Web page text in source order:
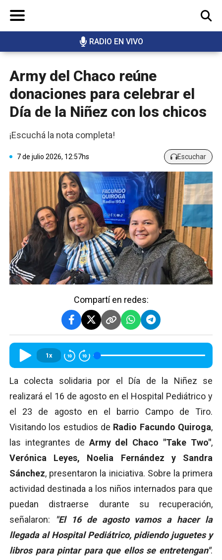
RADIO EN VIVO
BUSCAR
Army del Chaco reúne
donaciones para celebrar el
Día de la Niñez con los chicos
¡Escuchá la nota completa!
7 de julio 2026, 12:57hs Escuchar
Compartí en redes:
1x
La colecta solidaria por el Día de la Niñez se
realizará el 16 de agosto en el Hospital Pediátrico y
el 23 de agosto en el barrio Campo de Tiro.
Visitando los estudios de Radio Facundo Quiroga,
las integrantes de Army del Chaco "Take Two",
Verónica Leyes, Noelia Fernández y Sandra
Sánchez, presentaron la iniciativa. Sobre la primera
actividad destinada a los niños internados para que
puedan distraerse durante su recuperación,
señalaron:
"El 16 de agosto vamos a hacer la
llegada al Hospital Pediátrico, pidiendo juguetes y
libros para pintar para que ellos se entretengan".